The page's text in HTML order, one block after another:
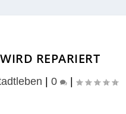
REPARIERT
0 |